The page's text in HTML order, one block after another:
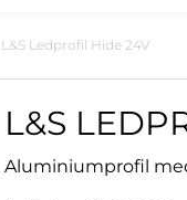
L&S Ledprofil Hide 24V
L&S
Aluminiumprofil